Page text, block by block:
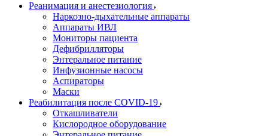
Реанимация и анестезиология
Наркозно-дыхательные аппараты
Аппараты ИВЛ
Мониторы пациента
Дефибрилляторы
Энтеральное питание
Инфузионные насосы
Аспираторы
Маски
Реабилитация после COVID-19
Откашливатели
Кислородное оборудование